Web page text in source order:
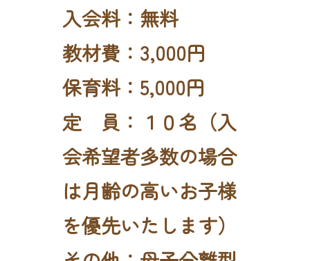
入会料：無料
教材費：3,000円
保育料：5,000円
定 員：１０名（入
会希望者多数の場合
は月齢の高いお子様
を優先いたします）